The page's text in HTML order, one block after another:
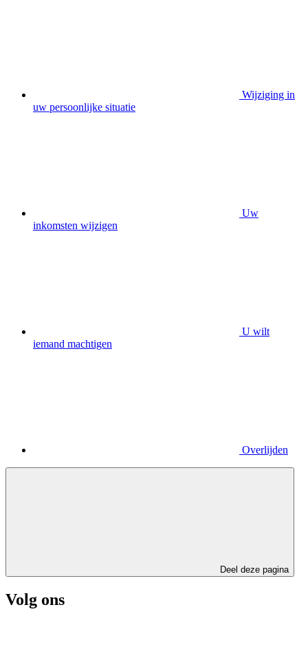
Wijziging in
uw persoonlijke situatie
Uw
inkomsten wijzigen
U wilt
iemand machtigen
Overlijden
Deel deze pagina
Volg ons